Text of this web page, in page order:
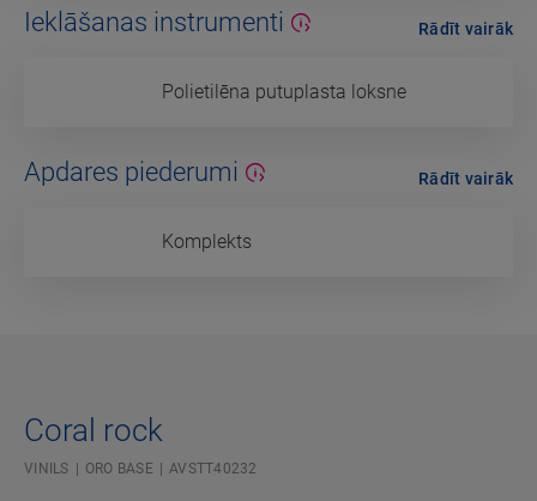
Ieklāšanas instrumenti
Polietilēna putuplasta loksne
Rādīt vairāk
Apdares piederumi
Komplekts
Rādīt vairāk
Coral rock
VINILS ORO BASE AVSTT40232